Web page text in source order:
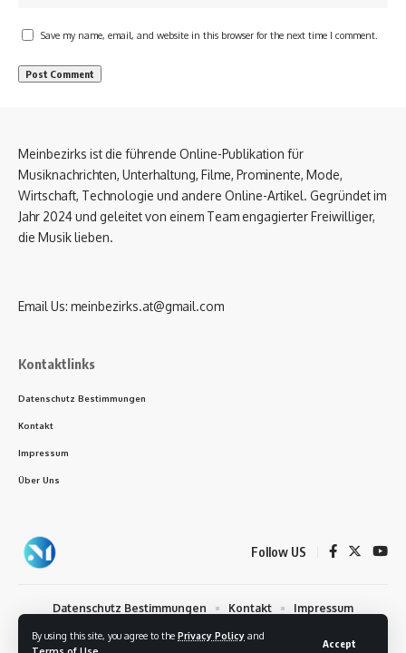
By using this site, you agree to the Privacy Policy and
Accept
Save my name, email, and website in this browser for the next time I comment.
Meinbezirks ist die führende Online-Publikation für
Musiknachrichten, Unterhaltung, Filme, Prominente, Mode,
Wirtschaft, Technologie und andere Online-Artikel. Gegründet im
Jahr 2024 und geleitet von einem Team engagierter Freiwilliger,
die Musik lieben.
Email Us: meinbezirks.at@gmail.com
Kontaktlinks
Datenschutz Bestimmungen
Kontakt
Impressum
Über Uns
Follow US
Datenschutz Bestimmungen Kontakt
Impressum